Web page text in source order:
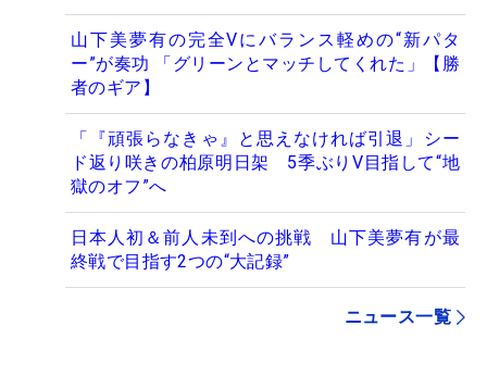
山下美夢有の完全Vにバランス軽めの“新パタ
ー”が奏功 「グリーンとマッチしてくれた」【勝
者のギア】
「『頑張らなきゃ』と思えなければ引退」シー
ド返り咲きの柏原明日架 5季ぶりV目指して“地
獄のオフ”へ
日本人初＆前人未到への挑戦 山下美夢有が最
終戦で目指す2つの“大記録”
ニュース一覧